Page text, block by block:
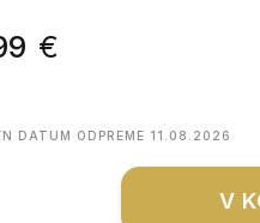
€
DATUM ODPREME 11.08.2026
V